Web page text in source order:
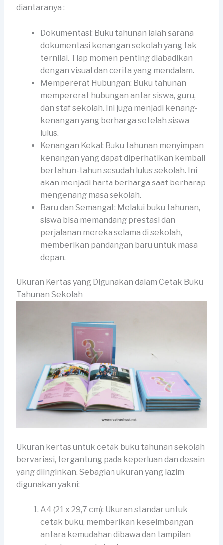
diantaranya :
Dokumentasi: Buku tahunan ialah sarana
dokumentasi kenangan sekolah yang tak
ternilai. Tiap momen penting diabadikan
dengan visual dan cerita yang mendalam.
Mempererat Hubungan: Buku tahunan
mempererat hubungan antar siswa, guru,
dan staf sekolah. Ini juga menjadi kenang-
kenangan yang berharga setelah siswa
lulus.
Kenangan Kekal: Buku tahunan menyimpan
kenangan yang dapat diperhatikan kembali
bertahun-tahun sesudah lulus sekolah. Ini
akan menjadi harta berharga saat berharap
mengenang masa sekolah.
Baru dan Semangat: Melalui buku tahunan,
siswa bisa memandang prestasi dan
perjalanan mereka selama di sekolah,
memberikan pandangan baru untuk masa
depan.
Ukuran Kertas yang Digunakan dalam Cetak Buku
Tahunan Sekolah
Ukuran kertas untuk cetak buku tahunan sekolah
bervariasi, tergantung pada keperluan dan desain
yang diinginkan. Sebagian ukuran yang lazim
digunakan yakni:
A4 (21 x 29,7 cm): Ukuran standar untuk
cetak buku, memberikan keseimbangan
antara kemudahan dibawa dan tampilan